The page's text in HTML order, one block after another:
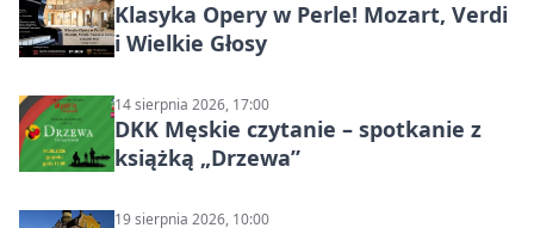
Klasyka Opery w Perle! Mozart, Verdi
i Wielkie Głosy
14 sierpnia 2026, 17:00
DKK Męskie czytanie – spotkanie z
książką „Drzewa”
19 sierpnia 2026, 10:00